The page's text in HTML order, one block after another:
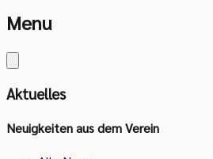
Menu
Aktuelles
Neuigkeiten aus dem Verein